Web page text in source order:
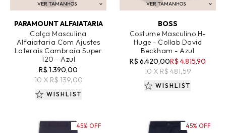
VER TAMANHOS
ADICIONAR AO CARRINHO
PARAMOUNT ALFAIATARIA
Calça Masculina
Alfaiataria Com Ajustes
Laterais Cambraia Super
120 - Azul
R$ 1.390,00
10 X R$ 139,00
WISHLIST
VER TAMANHOS
ADICIONAR AO CARRINHO
BOSS
Costume Masculino H-
Huge - Collab David
Beckham - Azul
R$ 6.420,00R$ 4.815,90
10 X R$ 481,59
WISHLIST
45% OFF 45% OFF